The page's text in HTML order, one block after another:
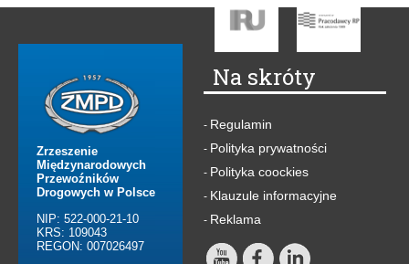
Zrzeszenie
Międzynarodowych
Przewoźników
Drogowych w Polsce
NIP: 522-000-21-10
KRS: 109043
REGON: 007026497
Na skróty
- Regulamin
- Polityka prywatności
- Polityka coockies
- Klauzule informacyjne
- Reklama